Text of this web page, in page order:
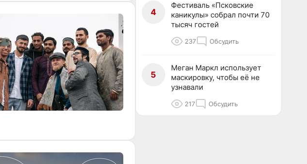
4
Фестиваль «Псковские
каникулы» собрал почти 70
тысяч гостей
237 Обсудить
5
Меган Маркл использует
маскировку, чтобы её не
узнавали
217 Обсудить